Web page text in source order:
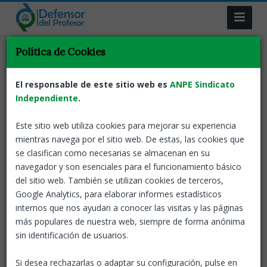
Resultado de la búsqueda.
Volver
ANPE alerta del impacto del entorno
laboral en la salud mental del profesorado
ANPE-Nacional 10 Oct, 2025
Con
motivo del Día Mundial de la
Salud Mental, el sindicato pide
planes de mejora de las
condiciones laborales que incluyan prevención, apoyo
y formación ante riesgos psicosociales
Política de Cookies
El responsable de este sitio web es ANPE Sindicato
Independiente.
Este sitio web utiliza cookies para mejorar su experiencia
mientras navega por el sitio web. De estas, las cookies que
se clasifican como necesarias se almacenan en su
navegador y son esenciales para el funcionamiento básico
del sitio web. También se utilizan cookies de terceros,
Google Analytics, para elaborar informes estadísticos
internos que nos ayudan a conocer las visitas y las páginas
más populares de nuestra web, siempre de forma anónima
sin identificación de usuarios.
Si desea rechazarlas o adaptar su configuración, pulse en